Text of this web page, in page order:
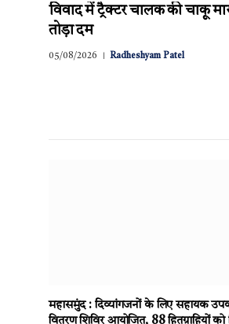
विवाद में ट्रैक्टर चालक की चाकू
तोड़ा दम
05/08/2026 Radheshyam Patel
महासमुंद : दिव्यांगजनों के लिए सहायक
वितरण शिविर आयोजित, 88 हितग्राहियों को